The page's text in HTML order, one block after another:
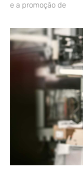
e a promoção de